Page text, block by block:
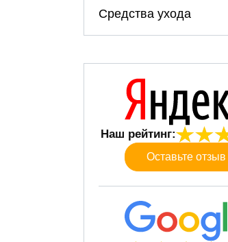
Средства ухода
Наш рейтинг:
Оставьте отзыв